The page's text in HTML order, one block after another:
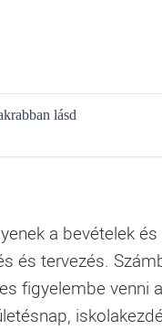
lásd
a bevételek és
és tervezés.
figyelembe venni